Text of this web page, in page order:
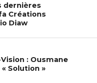
dernières
Créations
Diaw
: Ousmane
Solution »